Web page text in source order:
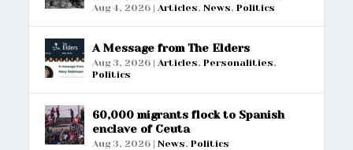
Aug 4, 2026 |Articles,News,Politics
A Message from The Elders
Aug 3, 2026 |Articles,Personalities,
Politics
60,000 migrants flock to Spanish
enclave of Ceuta
Aug 3, 2026 |News,Politics